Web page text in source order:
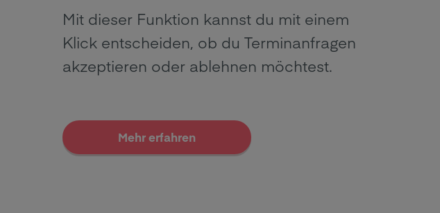
Mit dieser Funktion kannst du mit einem
Klick entscheiden, ob du Terminanfragen
akzeptieren oder ablehnen möchtest.
Mehr erfahren